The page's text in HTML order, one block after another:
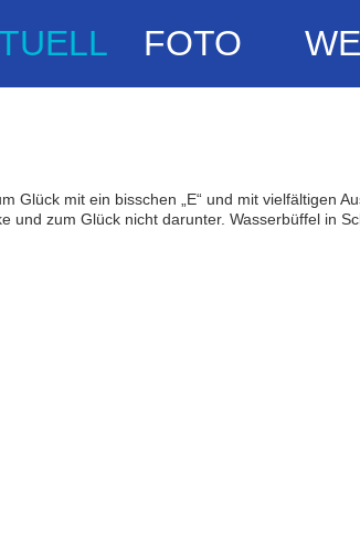
FOTO
mit ein bisschen „E“ und mit vielfältigen
und zum Glück nicht darunter. Wasserbüffel in